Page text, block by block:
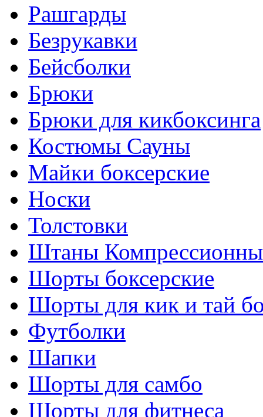
Рашгарды
Безрукавки
Бейсболки
Брюки
Брюки для кикбоксинга
Костюмы Сауны
Майки боксерские
Носки
Толстовки
Штаны
Шорты боксерские
Шорты для кик и тай
Футболки
Шапки
Шорты для самбо
Шорты для фитнеса